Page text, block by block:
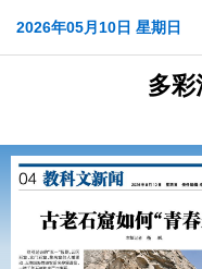
2026年05月10日 星期日
多彩